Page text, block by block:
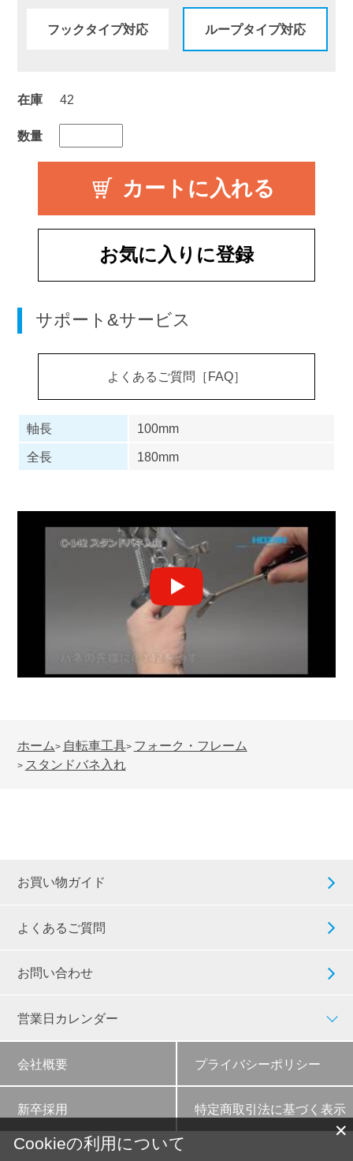
フックタイプ対応 ループタイプ対応
在庫 42
数量
お気に入りに登録
サポート&サービス
よくあるご質問［FAQ］
軸長
100mm
全長
180mm
ホーム> 自転車工具> フォーク・フレーム
> スタンドバネ入れ
お買い物ガイド
よくあるご質問
お問い合わせ
営業日カレンダー
会社概要 プライバシーポリシー
新卒採用 特定商取引法に基づく表示
✕
Cookieの利用について